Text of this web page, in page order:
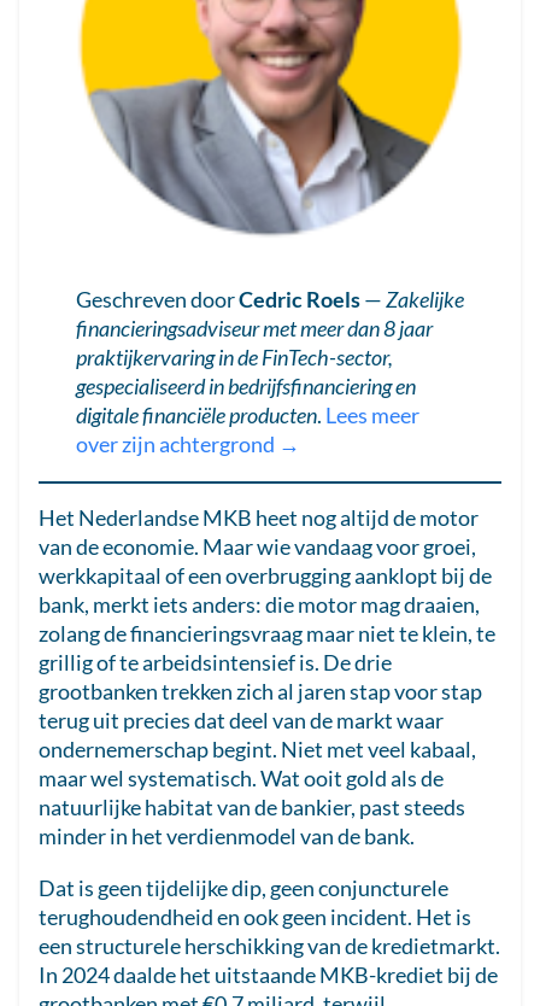
Geschreven doorCedric Roels—Zakelijke
financieringsadviseur met meer dan 8 jaar
praktijkervaring in de FinTech-sector,
gespecialiseerd in bedrijfsfinanciering en
digitale financiële producten. Lees meer
over zijn achtergrond →
Het Nederlandse MKB heet nog altijd de motor
van de economie. Maar wie vandaag voor groei,
werkkapitaal of een overbrugging aanklopt bij de
bank, merkt iets anders: die motor mag draaien,
zolang de financieringsvraag maar niet te klein, te
grillig of te arbeidsintensief is. De drie
grootbanken trekken zich al jaren stap voor stap
terug uit precies dat deel van de markt waar
ondernemerschap begint. Niet met veel kabaal,
maar wel systematisch. Wat ooit gold als de
natuurlijke habitat van de bankier, past steeds
minder in het verdienmodel van de bank.
Dat is geen tijdelijke dip, geen conjuncturele
terughoudendheid en ook geen incident. Het is
een structurele herschikking van de kredietmarkt.
In 2024 daalde het uitstaande MKB-krediet bij de